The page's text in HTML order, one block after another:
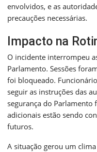
envolvidos, e as
precauções necessárias.
Impacto na
O incidente interrompeu
Parlamento. Sessões
foi bloqueado.
seguir as instruções das
segurança do Parlamento
adicionais estão sendo
futuros.
A situação gerou um